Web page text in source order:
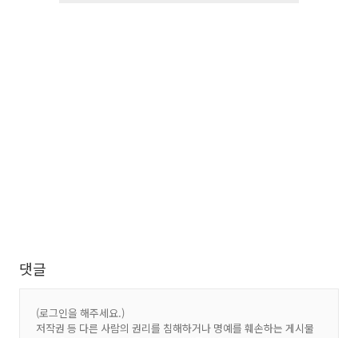
댓글